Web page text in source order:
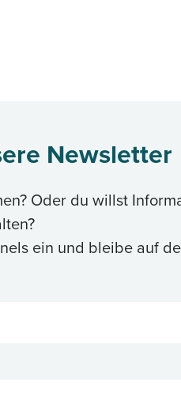
Newsletter
Oder du willst
ein und bleibe auf